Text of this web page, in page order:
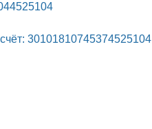
30101810745374525104